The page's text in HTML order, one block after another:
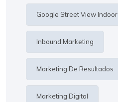
Google Street View Indoor
Inbound Marketing
Marketing De Resultados
Marketing Digital